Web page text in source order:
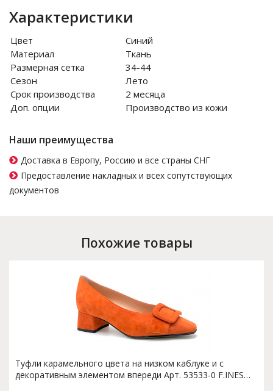
Характеристики
Цвет
Синий
Материал
Ткань
Размерная сетка
34-44
Сезон
Лето
Срок производства
2 месяца
Доп. опции
Производство из кожи
Наши преимущества
Доставка в Европу, Россию и все страны СНГ
Предоставление накладных и всех сопутствующих
документов
Похожие товары
Туфли карамельного цвета на низком каблуке и с
декоративным элементом впереди Арт. 53533-0 F.INES